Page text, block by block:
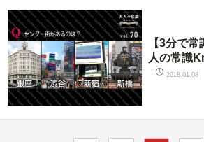
【3分で
人の常識
2018.01.08